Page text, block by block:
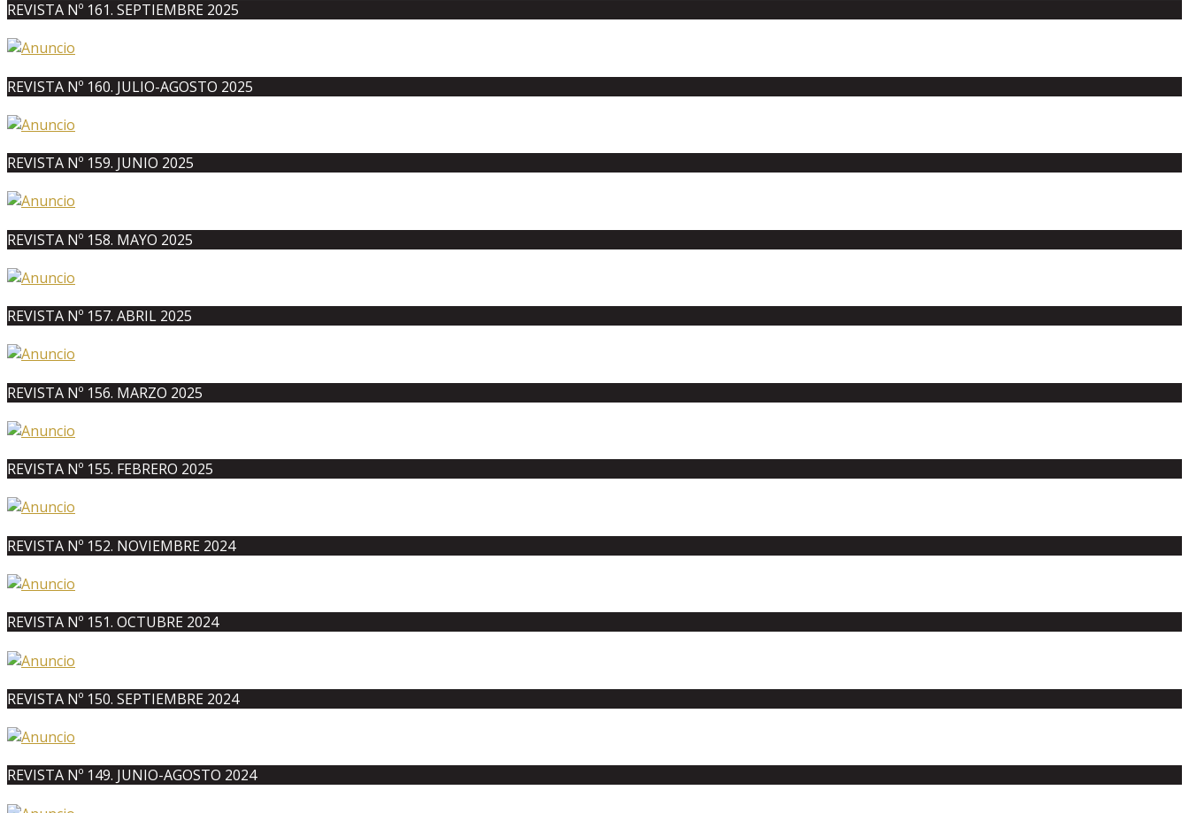
REVISTA Nº 161. SEPTIEMBRE 2025
REVISTA Nº 160. JULIO-AGOSTO 2025
REVISTA Nº 159. JUNIO 2025
REVISTA Nº 158. MAYO 2025
REVISTA Nº 157. ABRIL 2025
REVISTA Nº 156. MARZO 2025
REVISTA Nº 155. FEBRERO 2025
REVISTA Nº 152. NOVIEMBRE 2024
REVISTA Nº 151. OCTUBRE 2024
REVISTA Nº 150. SEPTIEMBRE 2024
REVISTA Nº 149. JUNIO-AGOSTO 2024